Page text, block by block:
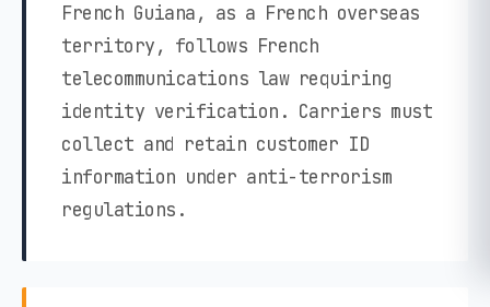
French Guiana, as a French overseas
territory, follows French
telecommunications law requiring
identity verification. Carriers must
collect and retain customer ID
information under anti-terrorism
regulations.